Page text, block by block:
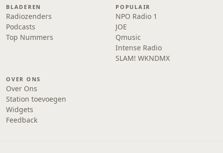
BLADEREN
Radiozenders
Podcasts
Top Nummers
POPULAIR
NPO Radio 1
JOE
Qmusic
Intense Radio
SLAM! WKNDMX
OVER ONS
Over Ons
Station toevoegen
Widgets
Feedback